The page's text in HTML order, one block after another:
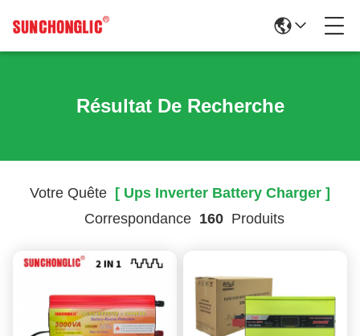
Résultat De Recherche
Votre Quête [ Ups Inverter Battery Charger ]
Correspondance 160Produits